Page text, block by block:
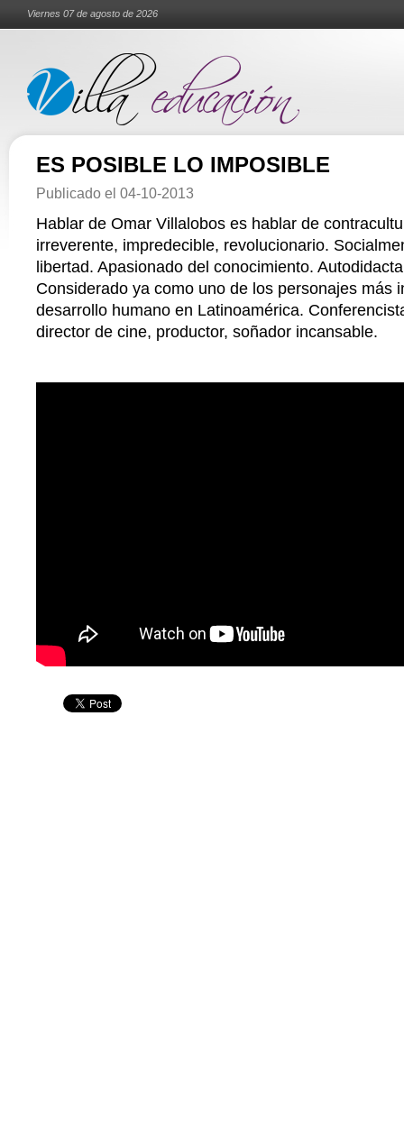
Viernes 07 de agosto de 2026
ES POSIBLE LO IMPOSIBLE
Publicado el 04-10-2013
Hablar de Omar Villalobos es hablar de
irreverente, impredecible, revolucionario.
libertad. Apasionado del conocimiento.
Considerado ya como uno de los personajes más
desarrollo humano en Latinoamérica.
director de cine, productor, soñador incansable.